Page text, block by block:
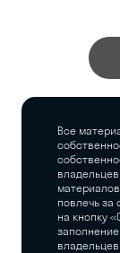
Все
повлечь за
на кнопку
владельцев